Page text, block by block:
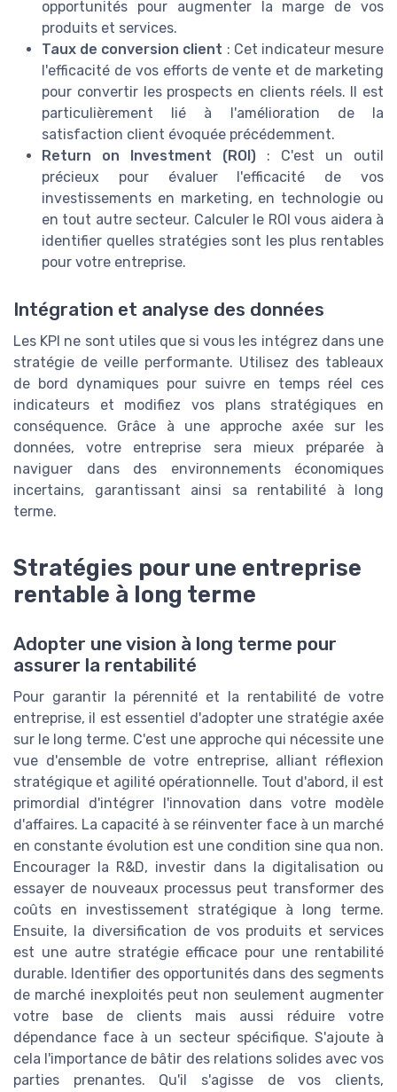
opportunités pour augmenter la marge de vos
produits et services.
Taux de conversion client : Cet indicateur mesure
l'efficacité de vos efforts de vente et de marketing
pour convertir les prospects en clients réels. Il est
particulièrement lié à l'amélioration de la
satisfaction client évoquée précédemment.
Return on Investment (ROI) : C'est un outil
précieux pour évaluer l'efficacité de vos
investissements en marketing, en technologie ou
en tout autre secteur. Calculer le ROI vous aidera à
identifier quelles stratégies sont les plus rentables
pour votre entreprise.
Intégration et analyse des données
Les KPI ne sont utiles que si vous les intégrez dans une
stratégie de veille performante. Utilisez des tableaux
de bord dynamiques pour suivre en temps réel ces
indicateurs et modifiez vos plans stratégiques en
conséquence. Grâce à une approche axée sur les
données, votre entreprise sera mieux préparée à
naviguer dans des environnements économiques
incertains, garantissant ainsi sa rentabilité à long
terme.
Stratégies pour une entreprise
rentable à long terme
Adopter une vision à long terme pour
assurer la rentabilité
Pour garantir la pérennité et la rentabilité de votre
entreprise, il est essentiel d'adopter une stratégie axée
sur le long terme. C'est une approche qui nécessite une
vue d'ensemble de votre entreprise, alliant réflexion
stratégique et agilité opérationnelle. Tout d'abord, il est
primordial d'intégrer l'innovation dans votre modèle
d'affaires. La capacité à se réinventer face à un marché
en constante évolution est une condition sine qua non.
Encourager la R&D, investir dans la digitalisation ou
essayer de nouveaux processus peut transformer des
coûts en investissement stratégique à long terme.
Ensuite, la diversification de vos produits et services
est une autre stratégie efficace pour une rentabilité
durable. Identifier des opportunités dans des segments
de marché inexploités peut non seulement augmenter
votre base de clients mais aussi réduire votre
dépendance face à un secteur spécifique. S'ajoute à
cela l'importance de bâtir des relations solides avec vos
parties prenantes. Qu'il s'agisse de vos clients,